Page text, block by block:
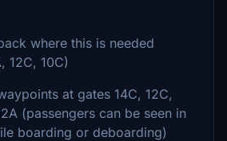
where this is needed
12C, 10C)
at gates 14C, 12C,
(passengers can be seen in
boarding or deboarding)